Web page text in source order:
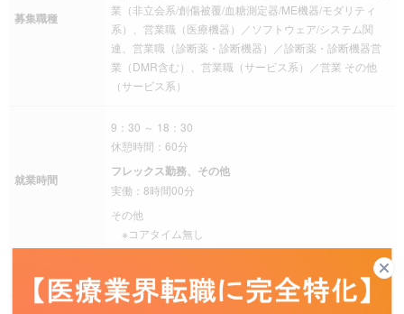
募集職種
業（非立会系/創傷被覆/血糖測定器/ME機器/モダリティ
系）、営業職（医療機器）／ソフトウェア/システム関
連、営業職（診断薬・診断機器）／診断薬・診断機器営
業（DMR含む）、営業職（サービス系）／営業 その他
（サービス系）
就業時間
9：30 ～ 18：30
休憩時間：60分
フレックス勤務、その他
実働：8時間00分
その他
※コアタイム無し
残業 その他 月20時間未満の見込み